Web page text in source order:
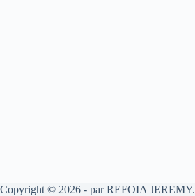
Copyright © 2026 - par REFOIA JEREMY.